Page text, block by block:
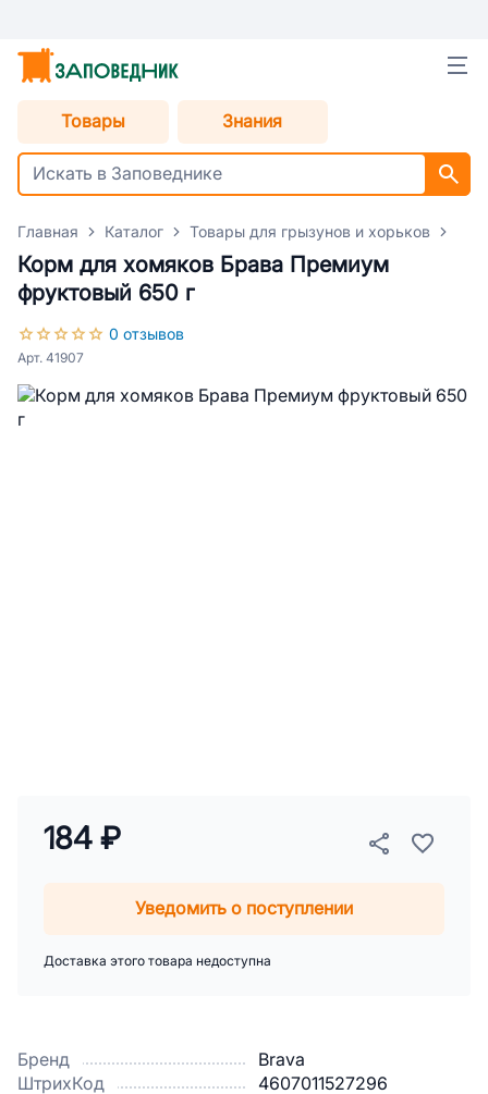
Товары Знания
Главная Каталог Товары для грызунов и хорьков
Корм для хомяков Брава Премиум
фруктовый 650 г
0 отзывов
Арт. 41907
Бренд
Brava
ШтрихКод
4607011527296
184 ₽
Уведомить о поступлении
Доставка этого товара недоступна